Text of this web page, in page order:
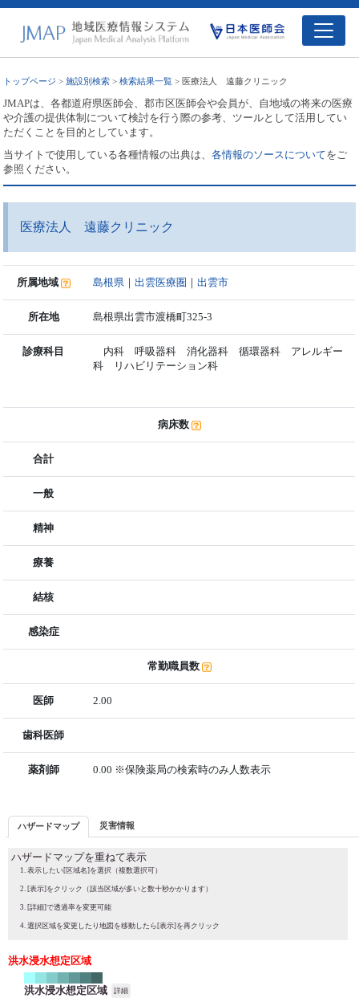
トップページ >施設別検索 >検索結果一覧 > 医療法人 遠藤クリニック
JMAPは、各都道府県医師会、郡市区医師会や会員が、自地域の将来の医療
や介護の提供体制について検討を行う際の参考、ツールとして活用してい
ただくことを目的としています。
当サイトで使用している各種情報の出典は、各情報のソースについてをご
参照ください。
医療法人 遠藤クリニック
所属地域 島根県 ｜出雲医療圏 ｜出雲市
所在地 島根県出雲市渡橋町325-3
診療科目
内科 呼吸器科 消化器科 循環器科 アレルギー
科 リハビリテーション科
病床数
合計
一般
精神
療養
結核
感染症
常勤職員数
医師 2.00
歯科医師
薬剤師 0.00 ※保険薬局の検索時のみ人数表示
ハザードマップ 災害情報
ハザードマップを重ねて表示
表示したい[区域名]を選択（複数選択可）
[表示]をクリック（該当区域が多いと数十秒かかります）
[詳細]で透過率を変更可能
選択区域を変更したり地図を移動したら[表示]を再クリック
洪水浸水想定区域
洪水浸水想定区域 詳細